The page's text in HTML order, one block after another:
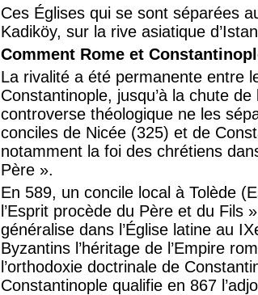
Ces Églises qui se sont séparées
Kadiköy, sur la rive asiatique
Comment Rome et
La rivalité a été permanente entre
Constantinople, jusqu’à la chute
controverse théologique ne les
conciles de Nicée (325) et de
notamment la foi des chrétiens
Père ».
En 589, un concile local à Tolède
l’Esprit procède du Père et du
généralise dans l’Église latine au
Byzantins l’héritage de l’Empire
l’orthodoxie doctrinale de
Constantinople qualifie en 867